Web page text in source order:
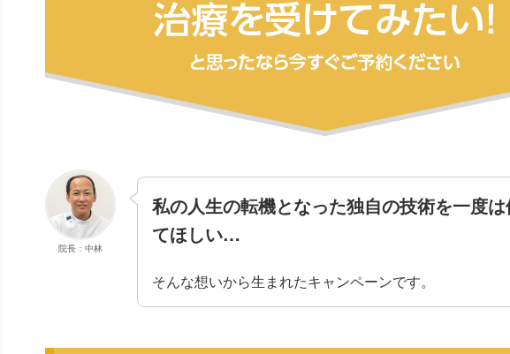
院長：中林
私の人生の転機となった独自の技術を一度
てほしい…
そんな想いから生まれたキャンペーンです。